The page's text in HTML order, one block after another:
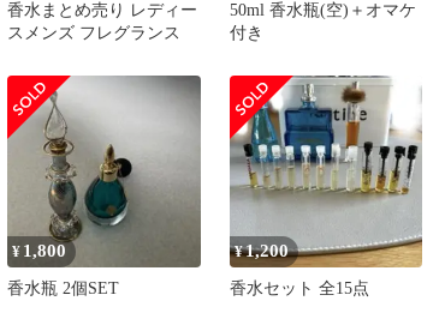
香水まとめ売り レディー
スメンズ フレグランス
50ml 香水瓶(空)＋オマケ
付き
¥ 1,800
香水瓶 2個SET
¥1,200
香水セット 全15点